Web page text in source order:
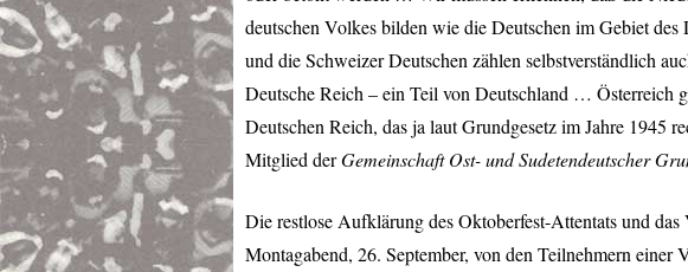
deutschen Volkes bilden wie die Deutschen im Gebiet
und die Schweizer Deutschen zählen selbstverständlich
Deutsche Reich – ein Teil von Deutschland … Österreich
Deutschen Reich, das ja laut Grundgesetz im Jahre 1945
Mitglied derGemeinschaft Ost- und Sudetendeutscher
Die restlose Aufklärung des Oktoberfest-Attentats und
Montagabend, 26. September, von den Teilnehmern einer